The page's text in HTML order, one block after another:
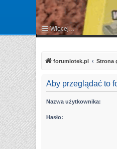
Więcej…
forumlotek.pl Strona
Aby przeglądać to
Nazwa użytkownika:
Hasło: